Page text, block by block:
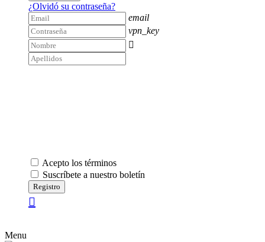
¿Olvidó su contraseña?
email
vpn_key

Acepto los términos
Suscríbete a nuestro boletín
Registro
Menu